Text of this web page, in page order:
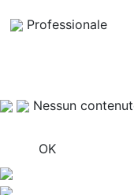
Professionale
Nessun
OK